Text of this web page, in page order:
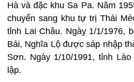
Hà và đặc khu Sa Pa. Năm
chuyển sang khu tự trị Thái
tỉnh Lai Châu. Ngày 1/1/1976,
Bái, Nghĩa Lộ được sáp nhập
Sơn. Ngày 1/10/1991, tỉnh
lập.